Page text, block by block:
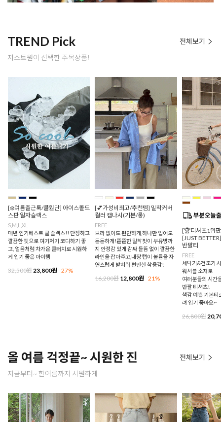
TREND Pick
저스트원이 선택한 주목상품!
전체보기
[❄️여름출근룩/쿨원단] 아이스콜드
스판 일자슬랙스
S,M,L,XL
매년 인기베스트 쿨 슬랙스!! 단정하고
깔끔한 핏으로 여기저기 코디하기 좋
고, 얼음처럼 차가운 쿨터치로 시원하
게 입기 좋은 아이템
32,500원 23,800원 27%
[💕가성비최고/추천템] 밀착커버
컬러 캡나시(기본/롱)
FREE
브라 없이도 편안하게,하나만 입어도
든든하게!쫀쫀한 밀착핏이 부유방까
지 안정감 있게 감싸 들뜸 없이 깔끔한
라인을 잡아주고,내장 캡이 볼륨을 자
연스럽게 받쳐줘 편안한 착용감!
16,200원12,800원 21%
[🏆티셔츠1위
[JUST
반팔티
FREE
세탁기&건조기
워셔블 소재로
여러분들의 시간
반팔 티셔츠!
색감 예쁜 기본티
려 입기 좋아요~
26,800원
올 여름 걱정끝~ 시원한 진
지금부터~ 한여름까지 시원하게
전체보기